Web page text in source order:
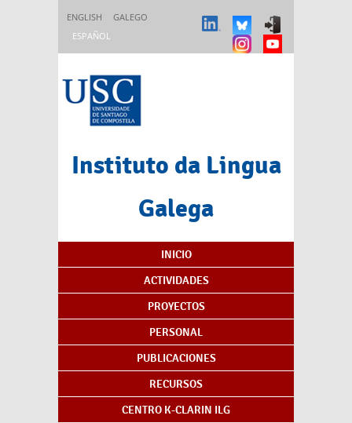
ENGLISH
GALEGO
ESPAÑOL
Instituto da Lingua
Galega
Índice de contenidos
INICIO
ACTIVIDADES
PROYECTOS
PERSONAL
PUBLICACIONES
RECURSOS
CENTRO K-CLARIN ILG